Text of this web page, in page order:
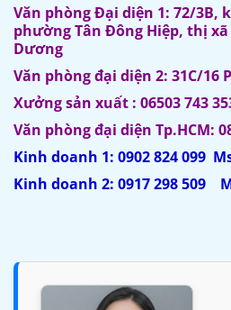
Văn phòng Đại diện 1: 72/3B,
phường Tân Đông Hiệp, thị
Dương
Văn phòng đại diện 2: 31C/16
Xưởng sản xuất : 06503 743
Văn phòng đại diện Tp.HCM:
Kinh doanh 1: 0902 824 099
Kinh doanh 2: 0917 298 509